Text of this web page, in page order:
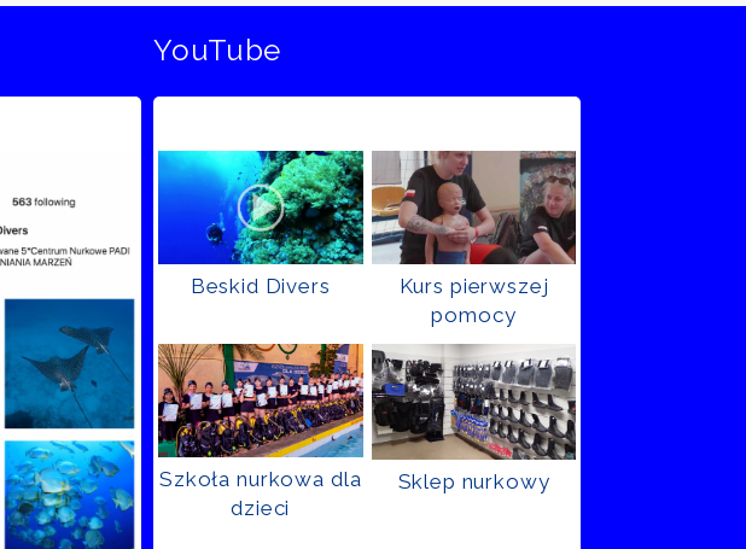
YouTube
Beskid Divers
Kurs pierwszej
pomocy
Szkoła nurkowa dla
dzieci
Sklep nurkowy